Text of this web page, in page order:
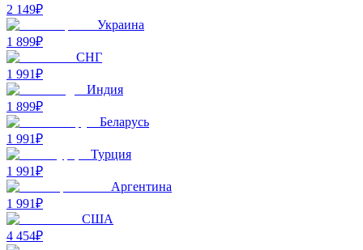
2 149₽
Украина
1 899₽
СНГ
1 991₽
Индия
1 899₽
Беларусь
1 991₽
Турция
1 991₽
Аргентина
1 991₽
США
4 454₽